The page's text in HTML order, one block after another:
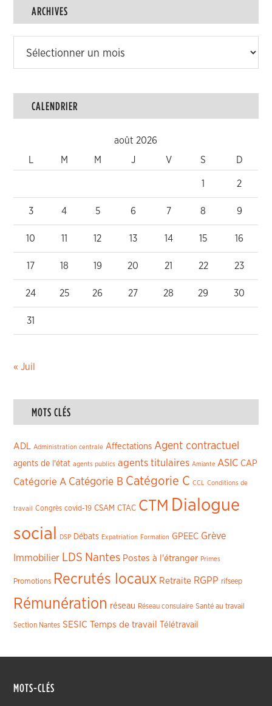
ARCHIVES
CALENDRIER
août 2026
M M J V S D
1 2
3 4 5 6 7 8 9
10 11 12 13 14 15 16
17 18 19 20 21 22 23
24 25 26 27 28 29 30
31
« Juil
MOTS CLÉS
ADL Administration centrale Affectations Agent contractuel
agents de l'état agents publics agents titulaires Amiante ASIC CAP
Catégorie A Catégorie B Catégorie C CCL Conditions de
travail Congrès covid-19 CSAM CTAC CTM Dialogue
social
DSP Débats Expatriation Formation GPEEC Grève
Immobilier LDS Nantes Postes à l'étranger Primes
Promotions Recrutés locaux Retraite RGPP rifseep
Rémunération réseau Réseau consulaire Santé au travail
Section Nantes SESIC Temps de travail Télétravail
MOTS-CLÉS